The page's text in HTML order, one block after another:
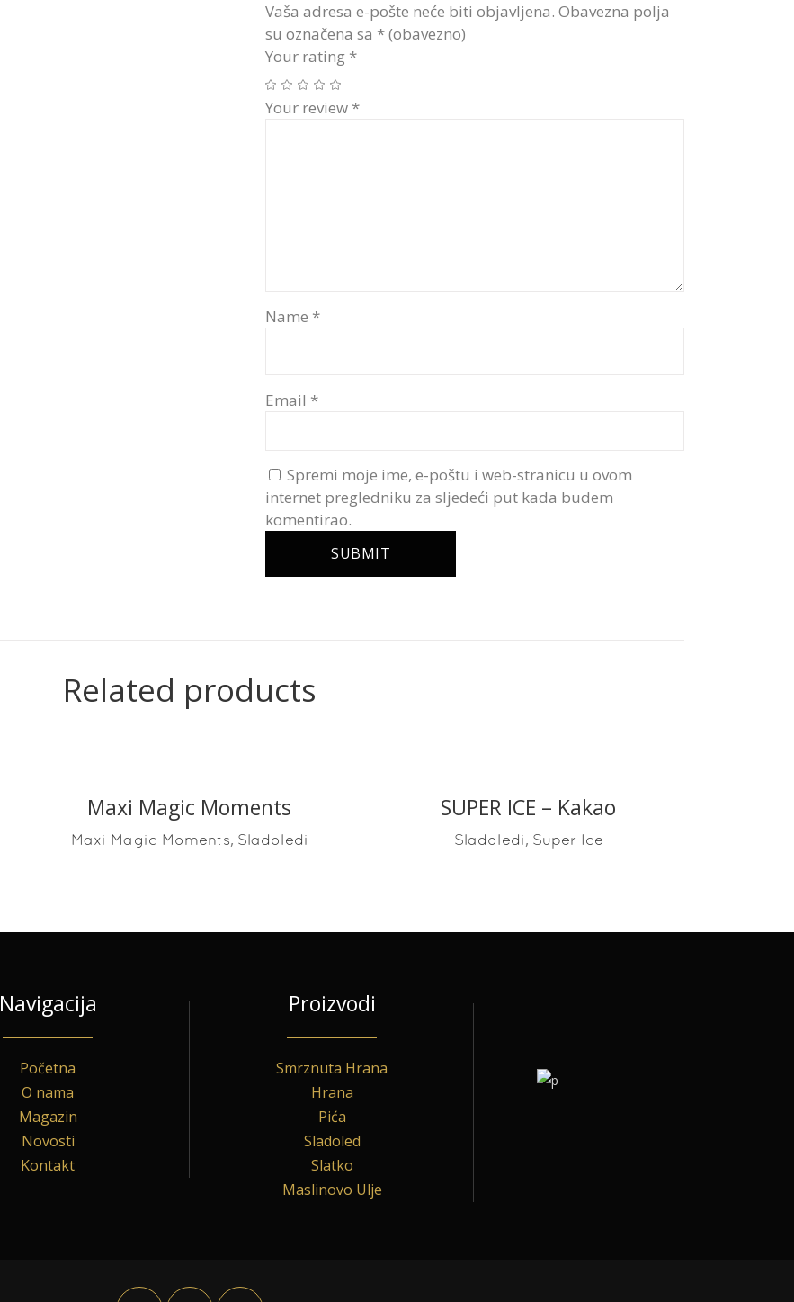
Vaša adresa e-pošte neće biti objavljena. Obavezna polja
su označena sa * (obavezno)
Your rating *
Your review *
Name *
Email *
Spremi moje ime, e-poštu i web-stranicu u ovom
internet pregledniku za sljedeći put kada budem
komentirao.
Related products
READ MORE
Maxi Magic Moments
Maxi Magic Moments, Sladoledi
READ MORE
SUPER ICE – Kakao
Sladoledi, Super Ice
Navigacija
Početna
O nama
Magazin
Novosti
Kontakt
Proizvodi
Smrznuta Hrana
Hrana
Pića
Sladoled
Slatko
Maslinovo Ulje